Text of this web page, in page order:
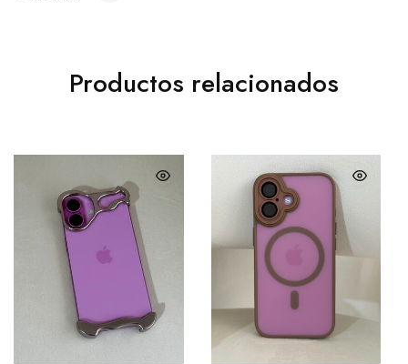
Productos relacionados